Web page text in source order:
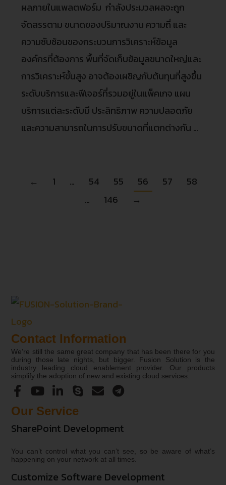
ผลภายในแพลตฟอร์ม กำลังประมวลผลจะถูก
จัดสรรตาม ขนาดของปริมาณงาน ความถี่ และ
ความซับซ้อนของกระบวนการวิเคราะห์ข้อมูล
องค์กรที่ต้องการ พื้นที่จัดเก็บข้อมูลขนาดใหญ่และ
การวิเคราะห์ขั้นสูง อาจต้องเผชิญกับต้นทุนที่สูงขึ้น
ระดับบริการและฟีเจอร์ที่รวมอยู่ในแพ็คเกจ แผน
บริการแต่ละระดับมี ประสิทธิภาพ ความปลอดภัย
และความสามารถในการปรับขนาดที่แตกต่างกัน …
← 1 … 54 55 56 57
58
…
146 →
Contact Information
We’re still the same great company that has been there for you
during those late nights, but bigger. Fusion Solution is the
industry leading cloud enablement provider. Our products
simplify the adoption of new and existing cloud services.
Our Service
SharePoint Development
You can’t control what you can’t see, so be aware of what’s
happening on your network at all times.
Customize Software Development